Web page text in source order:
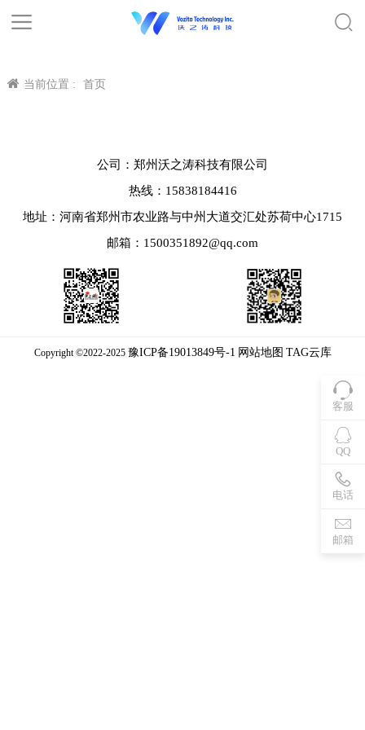
当前位置 : 首页
客服
QQ
电话
邮箱
公司：郑州沃之涛科技有限公司
热线：15838184416
地址：河南省郑州市农业路与中州大道交汇处苏荷中心1715
邮箱：1500351892@qq.com
Copyright ©2022-2025 豫ICP备19013849号-1 网站地图 TAG云库